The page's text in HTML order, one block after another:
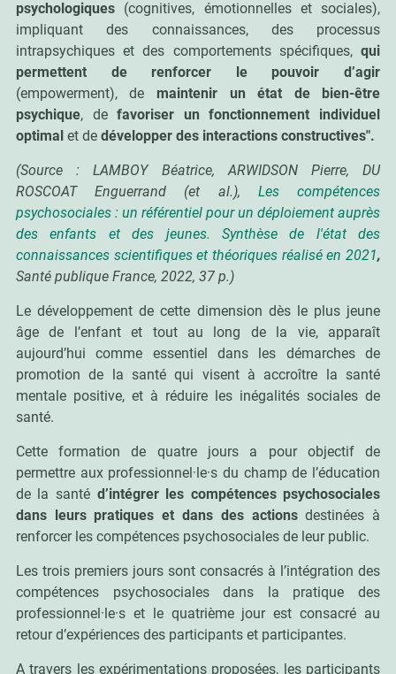
psychologiques(cognitives, émotionnelles et sociales),
impliquant des connaissances, des processus
intrapsychiques et des comportements spécifiques,qui
permettent de renforcer le pouvoir d’agir
(empowerment), de maintenir un état de bien-être
psychique, defavoriser un fonctionnement individuel
optimal et de développer des interactions constructives".
(Source : LAMBOY Béatrice, ARWIDSON Pierre, DU
ROSCOAT Enguerrand (et al.), Les compétences
psychosociales : un référentiel pour un déploiement auprès
des enfants et des jeunes. Synthèse de l'état des
connaissances scientifiques et théoriques réalisé en 2021,
Santé publique France, 2022, 37 p.)
Le développement de cette dimension dès le plus jeune
âge de l’enfant et tout au long de la vie, apparaît
aujourd’hui comme essentiel dans les démarches de
promotion de la santé qui visent à accroître la santé
mentale positive, et à réduire les inégalités sociales de
santé.
Cette formation de quatre jours a pour objectif de
permettre aux professionnel·le·s du champ de l’éducation
de la santé d’intégrer les compétences psychosociales
dans leurs pratiques et dans des actionsdestinées à
renforcer les compétences psychosociales de leur public.
Les trois premiers jours sont consacrés à l’intégration des
compétences psychosociales dans la pratique des
professionnel·le·s et le quatrième jour est consacré au
retour d’expériences des participants et participantes.
A travers les expérimentations proposées, les participants